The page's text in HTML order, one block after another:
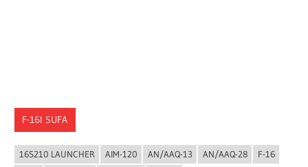
F-16I SUFA
16S210 LAUNCHER AIM-120 AN/AAQ-13 AN/AAQ-28
F-16